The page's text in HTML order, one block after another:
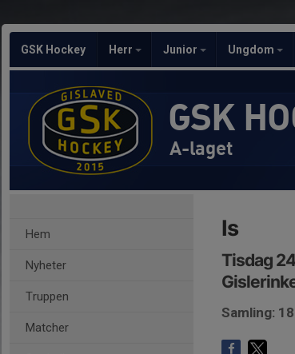
GSK Hockey Herr Junior Ungdom
GSK
A-laget
Hem
Nyheter
Truppen
Matcher
Is
Tisdag
Samling: